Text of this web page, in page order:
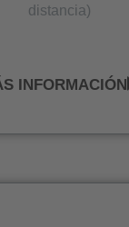
distancia)
INFORMACIÓN